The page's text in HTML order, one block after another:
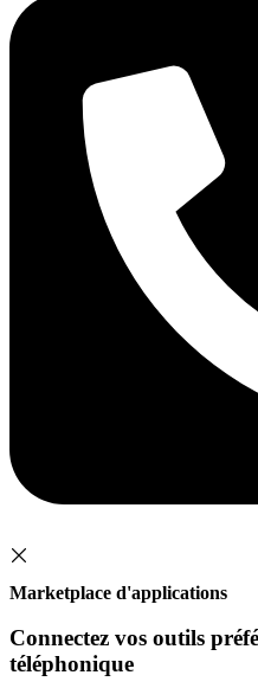
Marketplace d'applications
Connectez vos outils
téléphonique